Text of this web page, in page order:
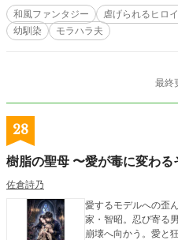
和風ファンタジー 虐げられるヒロ
幼馴染
モラハラ夫
最終
28
樹脂の聖母 〜愛が毒に変わる
佐倉詩乃
愛するモデルへの歪
家・智昭。忍び寄る
崩壊へ向かう。愛と